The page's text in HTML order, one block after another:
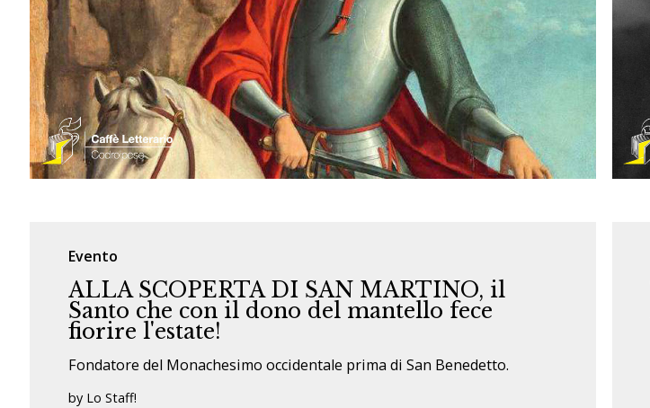
Evento
ALLA SCOPERTA DI SAN MARTINO, il
Santo che con il dono del mantello fece
fiorire l'estate!
Fondatore del Monachesimo occidentale prima di San Benedetto.
by Lo Staff!